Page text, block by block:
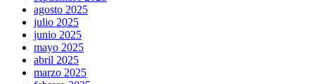
agosto 2025
julio 2025
junio 2025
mayo 2025
abril 2025
marzo 2025